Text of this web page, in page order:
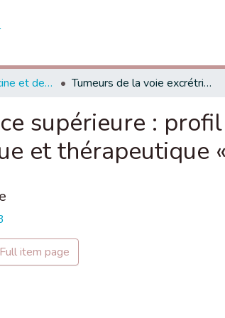
Faculté de Médecine et de Pharmacie - Marrakech Tumeurs de la voie excrétrice supérieure : profil épidémiologique, caractéristiques diagnostique et thérapeutique « A propos de 15 cas »
supérieure :
et thérapeutique
Full item page